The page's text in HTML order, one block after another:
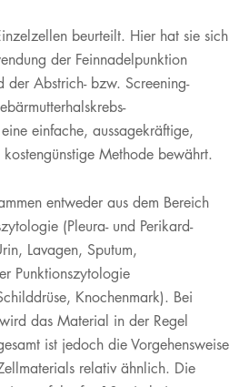
beurteilt. Hier hat sie sich
der Feinnadelpunktion
der Abstrich- bzw. Screening-
einfache, aussagekräftige,
Methode bewährt.
entweder aus dem Bereich
(Pleura- und Perikard-
Lavagen, Sputum,
Punktionszytologie
Knochenmark). Bei
das Material in der Regel
ist jedoch die Vorgehensweise
relativ ähnlich. Die